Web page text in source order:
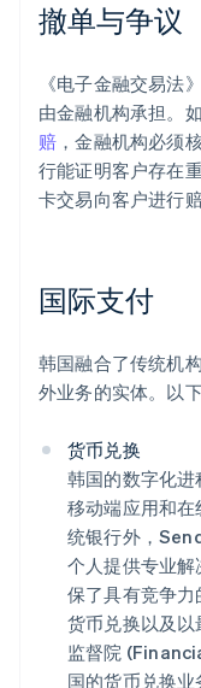
撤单与争议
《电子金融交易法
由金融机构承担。
赔 ，金融机构必须
行能证明客户存在
卡交易向客户进行赔
国际支付
韩国融合了传统机
外业务的实体。以
货币兑换
韩国的数字化
移动端应用和
统银行外，
个人提供专业
保了具有竞争
货币兑换以及
监督院
国的货币兑换